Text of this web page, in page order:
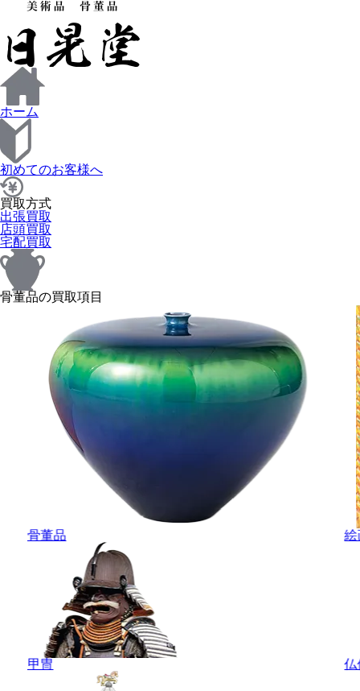
ホーム
初めてのお客様へ
買取方式
出張買取
店頭買取
宅配買取
骨董品の買取項目
骨董品
甲冑
絵
仏